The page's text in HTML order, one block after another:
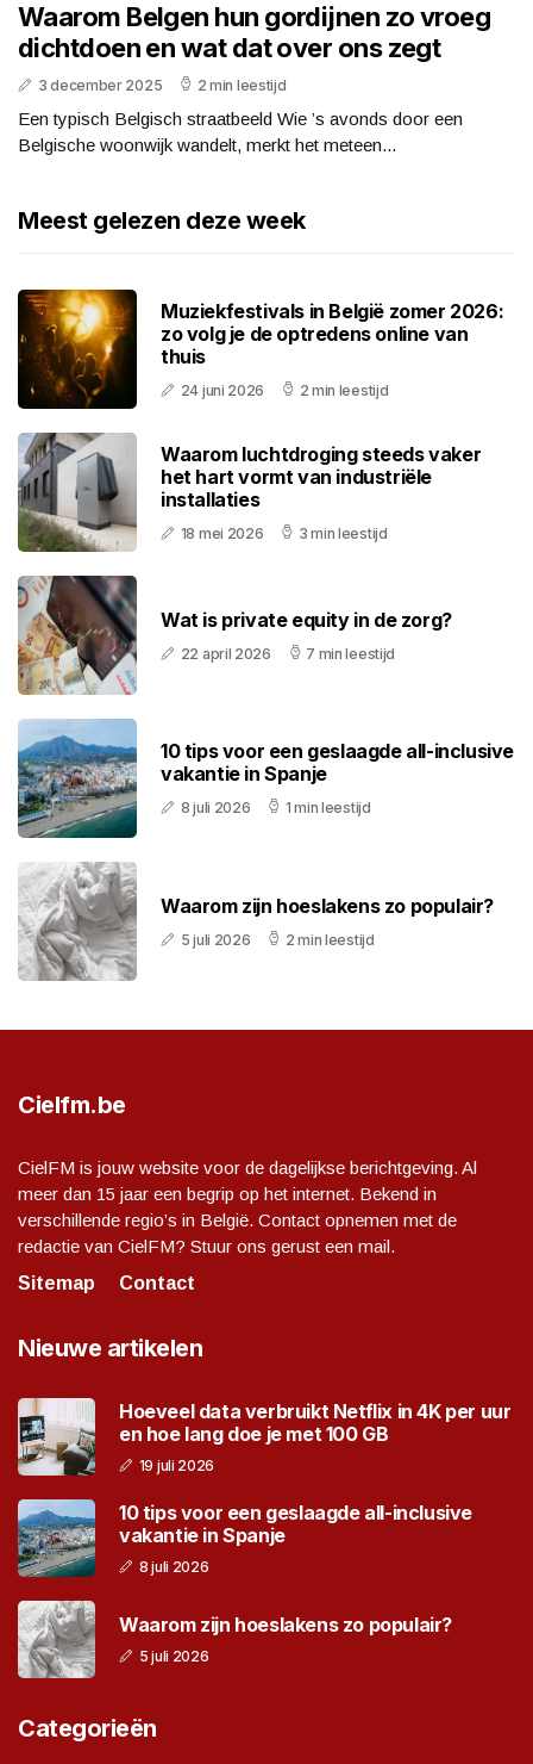
Waarom Belgen hun gordijnen zo vroeg
dichtdoen en wat dat over ons zegt
3 december 2025 2 min leestijd
Een typisch Belgisch straatbeeld Wie ’s avonds door een
Belgische woonwijk wandelt, merkt het meteen...
Meest gelezen deze week
Muziekfestivals in België zomer 2026:
zo volg je de optredens online van
thuis
24 juni 2026 2 min leestijd
Waarom luchtdroging steeds vaker
het hart vormt van industriële
installaties
18 mei 2026 3 min leestijd
Wat is private equity in de zorg?
22 april 2026 7 min leestijd
10 tips voor een geslaagde all-inclusive
vakantie in Spanje
8 juli 2026 1 min leestijd
Waarom zijn hoeslakens zo populair?
5 juli 2026 2 min leestijd
Cielfm.be
CielFM is jouw website voor de dagelijkse berichtgeving. Al
meer dan 15 jaar een begrip op het internet. Bekend in
verschillende regio’s in België. Contact opnemen met de
redactie van CielFM? Stuur ons gerust een mail.
Sitemap
Contact
Nieuwe artikelen
Hoeveel data verbruikt Netflix in 4K per uur
en hoe lang doe je met 100 GB
19 juli 2026
10 tips voor een geslaagde all-inclusive
vakantie in Spanje
8 juli 2026
Waarom zijn hoeslakens zo populair?
5 juli 2026
Categorieën